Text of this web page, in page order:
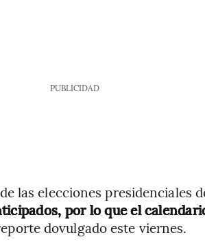
PUBLICIDAD
las elecciones presidenciales
por lo que el
dovulgado este viernes.